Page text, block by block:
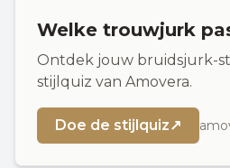
Welke trouwjurk
Ontdek jouw bruidsjurk-
stijlquiz van Amovera.
Doe de stijlquiz↗